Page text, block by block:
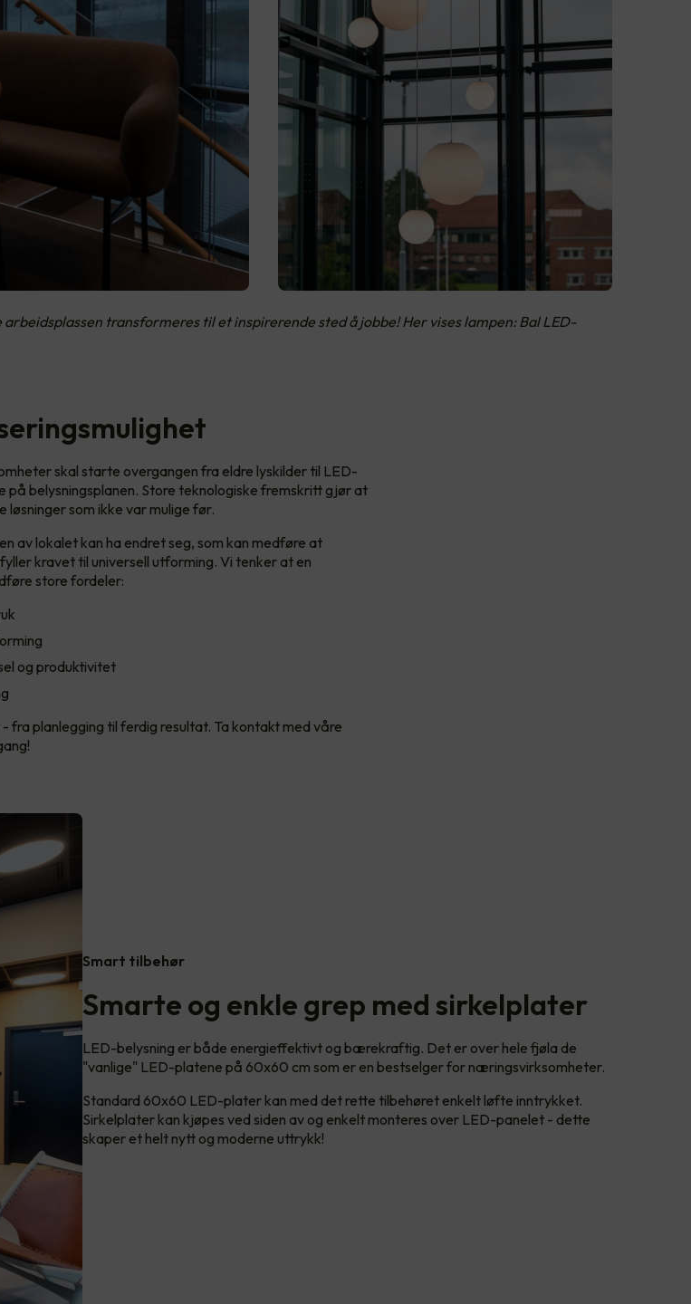
transformeres til et inspirerende sted å jobbe! Her vises lampen: Bal LED-
skal starte overgangen fra eldre lyskilder til LED-
på belysningsplanen. Store teknologiske fremskritt gjør at
løsninger som ikke var mulige før.
av lokalet kan ha endret seg, som kan medføre at
kravet til universell utforming. Vi tenker at en
store fordeler:
og produktivitet
fra planlegging til ferdig resultat. Ta kontakt med våre
Smart tilbehør
Smarte og enkle grep med sirkelplater
LED-belysning er både energieffektivt og bærekraftig. Det er over hele fjøla de
"vanlige" LED-platene på 60x60 cm som er en bestselger for næringsvirksomheter.
Standard 60x60 LED-plater kan med det rette tilbehøret enkelt løfte inntrykket.
Sirkelplater kan kjøpes ved siden av og enkelt monteres over LED-panelet - dette
skaper et helt nytt og moderne uttrykk!